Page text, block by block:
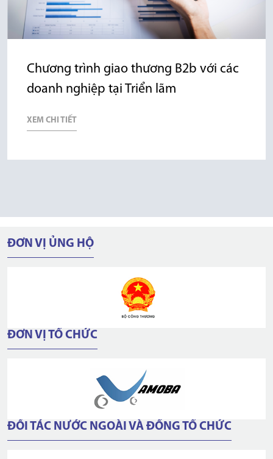
Chương trình giao thương B2b với các
doanh nghiệp tại Triển lãm
XEM CHI TIẾT
ĐƠN VỊ ỦNG HỘ
ĐƠN VỊ TỔ CHỨC
ĐỐI TÁC NƯỚC NGOÀI VÀ ĐỒNG TỔ CHỨC